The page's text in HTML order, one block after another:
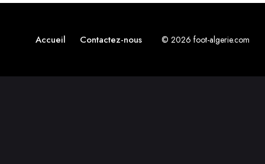
Accueil Contactez-nous © 2026 foot-algerie.com